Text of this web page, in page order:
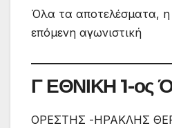
Όλα τα αποτελέσματα, η
επόμενη αγωνιστική
Γ ΕΘΝΙΚΗ 1-ος
ΟΡΕΣΤΗΣ -ΗΡΑΚΛΗΣ